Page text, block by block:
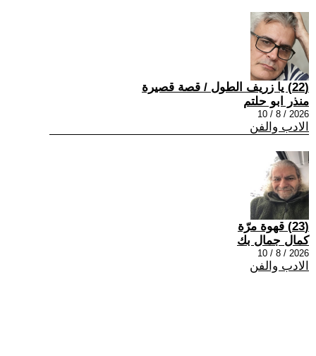
(22) يا زريف الطول / قصة قصيرة
منذر ابو حلتم
2026 / 8 / 10
الادب والفن
(23) قهوة مرّة
كمال جمال بك
2026 / 8 / 10
الادب والفن